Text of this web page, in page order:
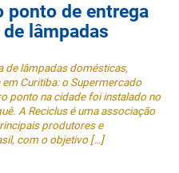
ponto de entrega
lâmpadas
de lâmpadas domésticas,
Curitiba: o Supermercado
ponto na cidade foi instalado no
A Reciclus é uma associação
produtores e
com o objetivo […]